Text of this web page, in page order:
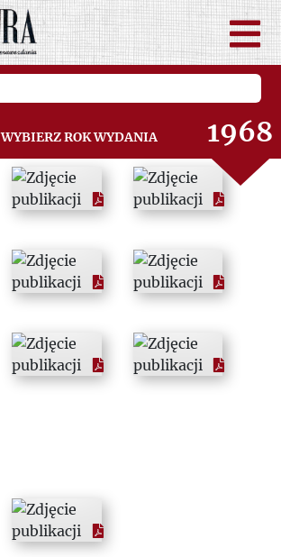
Wybierz rok wydania
1966
1967
1968
1969
1971
1972
1973